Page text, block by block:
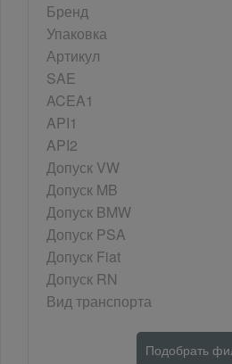
Бренд
Упаковка
Артикул
SAE
ACEA1
API1
API2
Допуск VW
Допуск MB
Допуск BMW
Допуск PSA
Допуск Fiat
Допуск RN
Вид транспорта
Подобрать